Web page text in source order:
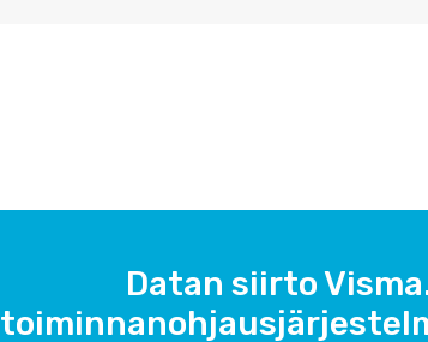
Datan siirto